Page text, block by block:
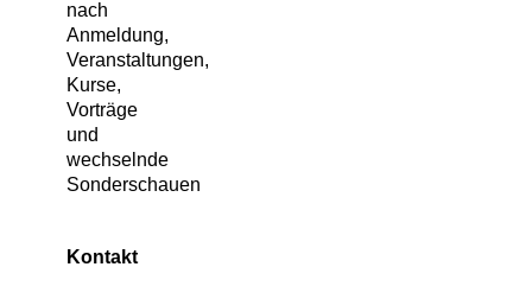
nach
Anmeldung,
Veranstaltungen,
Kurse,
Vorträge
und
wechselnde
Sonderschauen
Kontakt